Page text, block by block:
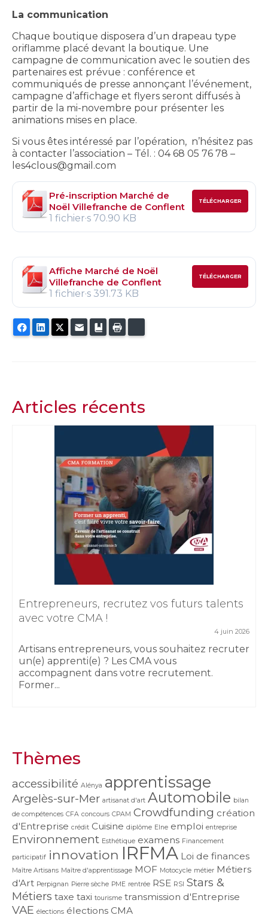
La communication
Chaque boutique disposera d’un drapeau type
oriflamme placé devant la boutique. Une
campagne de communication avec le soutien des
partenaires est prévue : conférence et
communiqués de presse annonçant l’événement,
campagne d’affichage et flyers seront diffusés à
partir de la mi-novembre pour présenter les
animations mises en place.
Si vous êtes intéressé par l’opération, n’hésitez pas
à contacter l’association – Tél. : 04 68 05 76 78 –
les4clous@gmail.com
Pré-inscription Marché de
Noël Villefranche de Conflent
1 fichier·s 70.90 KB
TÉLÉCHARGER
Affiche Marché de Noël
Villefranche de Conflent
1 fichier·s 391.73 KB
TÉLÉCHARGER
FacebookLinkedInTwitter
E-mail Ajouter aux favoris
Articles récents
Entrepreneurs, recrutez vos futurs talents
avec votre CMA !
4 juin 2026
Artisans entrepreneurs, vous souhaitez recruter
un(e) apprenti(e) ? Les CMA vous
accompagnent dans votre recrutement.
Former...
Thèmes
accessibilité Alénya apprentissage
Argelès-sur-Mer artisanat d'art Automobile bilan
de compétences CFA concours CPAM Crowdfunding création
d'Entreprise crédit Cuisine diplôme Elne emploi entreprise
Environnement Esthétique examens Financement
participatif innovation IRFMA Loi de finances
Maître Artisans Maître d'apprentissage MOF Motocycle métier Métiers
d'Art Perpignan Pierre sèche PME rentrée RSE RSI Stars &
Métiers taxe taxi tourisme transmission d'Entreprise
VAE élections élections CMA